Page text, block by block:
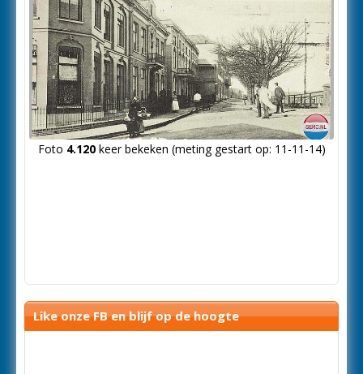
Foto 4.120keer bekeken (meting gestart op: 11-11-14)
Like onze FB en blijf op de hoogte